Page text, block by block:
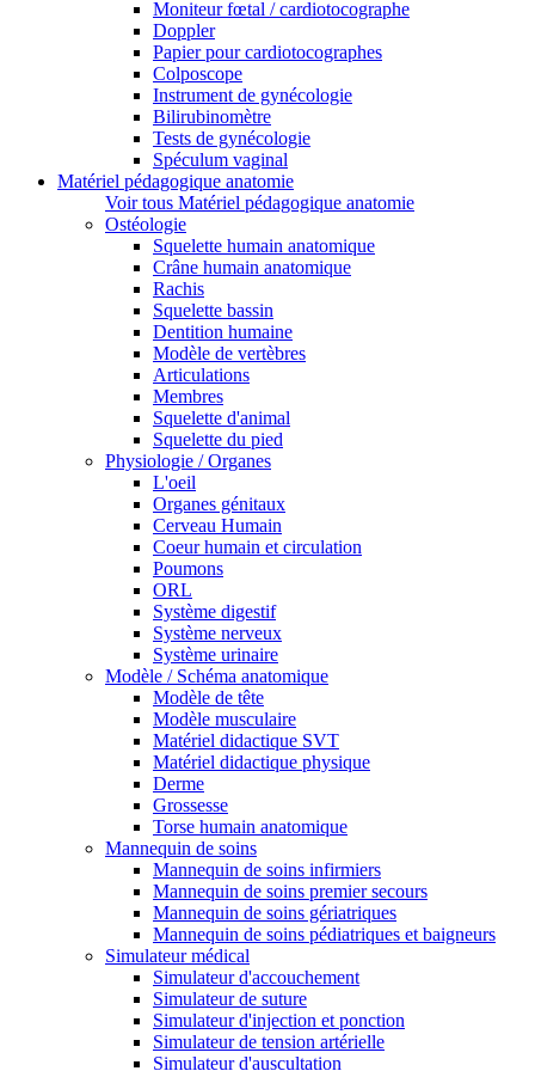
Moniteur fœtal / cardiotocographe
Doppler
Papier pour cardiotocographes
Colposcope
Instrument de gynécologie
Bilirubinomètre
Tests de gynécologie
Spéculum vaginal
Matériel pédagogique anatomie
Voir tous Matériel pédagogique anatomie
Ostéologie
Squelette humain anatomique
Crâne humain anatomique
Rachis
Squelette bassin
Dentition humaine
Modèle de vertèbres
Articulations
Membres
Squelette d'animal
Squelette du pied
Physiologie / Organes
L'oeil
Organes génitaux
Cerveau Humain
Coeur humain et circulation
Poumons
ORL
Système digestif
Système nerveux
Système urinaire
Modèle / Schéma anatomique
Modèle de tête
Modèle musculaire
Matériel didactique SVT
Matériel didactique physique
Derme
Grossesse
Torse humain anatomique
Mannequin de soins
Mannequin de soins infirmiers
Mannequin de soins premier secours
Mannequin de soins gériatriques
Mannequin de soins pédiatriques et baigneurs
Simulateur médical
Simulateur d'accouchement
Simulateur de suture
Simulateur d'injection et ponction
Simulateur de tension artérielle
Simulateur d'auscultation